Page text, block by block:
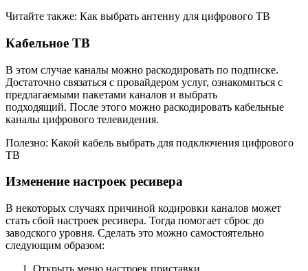
Читайте также: Как выбрать антенну для цифрового ТВ
Кабельное ТВ
В этом случае каналы можно раскодировать по подписке.
Достаточно связаться с провайдером услуг, ознакомиться с
предлагаемыми пакетами каналов и выбрать
подходящий. После этого можно раскодировать кабельные
каналы цифрового телевидения.
Полезно: Какой кабель выбрать для подключения цифрового
ТВ
Изменение настроек ресивера
В некоторых случаях причиной кодировки каналов может
стать сбой настроек ресивера. Тогда помогает сброс до
заводского уровня. Сделать это можно самостоятельно
следующим образом:
Открыть меню настроек приставки.